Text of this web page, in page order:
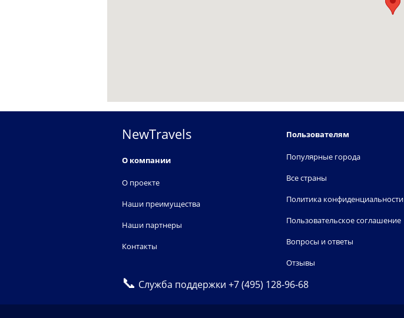
NewTravels
О компании
О проекте
Наши преимущества
Наши партнеры
Контакты
Пользователям
Популярные города
Все страны
Политика конфиденциальности
Пользовательское соглашение
Вопросы и ответы
Отзывы
📞 Служба поддержки +7 (495) 128-96-68